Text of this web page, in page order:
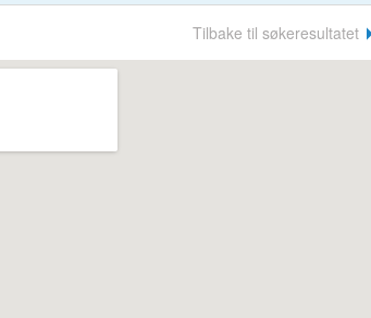
Tilbake til søkeresultatet